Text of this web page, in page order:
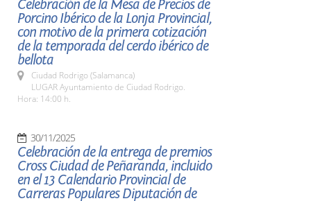
Celebración de la Mesa de Precios de
Porcino Ibérico de la Lonja Provincial,
con motivo de la primera cotización
de la temporada del cerdo ibérico de
bellota
Ciudad Rodrigo (Salamanca)
LUGAR Ayuntamiento de Ciudad Rodrigo.
Hora: 14:00 h.
30/11/2025
Celebración de la entrega de premios
Cross Ciudad de Peñaranda, incluido
en el 13 Calendario Provincial de
Carreras Populares Diputación de